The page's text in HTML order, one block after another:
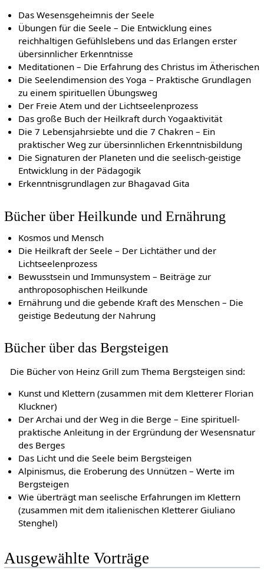
Das Wesensgeheimnis der Seele
Übungen für die Seele – Die Entwicklung eines
reichhaltigen Gefühlslebens und das Erlangen erster
übersinnlicher Erkenntnisse
Meditationen – Die Erfahrung des Christus im Ätherischen
Die Seelendimension des Yoga – Praktische Grundlagen
zu einem spirituellen Übungsweg
Der Freie Atem und der Lichtseelenprozess
Das große Buch der Heilkraft durch Yogaaktivität
Die 7 Lebensjahrsiebte und die 7 Chakren – Ein
praktischer Weg zur übersinnlichen Erkenntnisbildung
Die Signaturen der Planeten und die seelisch-geistige
Entwicklung in der Pädagogik
Erkenntnisgrundlagen zur Bhagavad Gita
Bücher über Heilkunde und Ernährung
Kosmos und Mensch
Die Heilkraft der Seele – Der Lichtäther und der
Lichtseelenprozess
Bewusstsein und Immunsystem – Beiträge zur
anthroposophischen Heilkunde
Ernährung und die gebende Kraft des Menschen – Die
geistige Bedeutung der Nahrung
Bücher über das Bergsteigen
Die Bücher von Heinz Grill zum Thema Bergsteigen sind:
Kunst und Klettern (zusammen mit dem Kletterer Florian
Kluckner)
Der Archai und der Weg in die Berge – Eine spirituell-
praktische Anleitung in der Ergründung der Wesensnatur
des Berges
Das Licht und die Seele beim Bergsteigen
Alpinismus, die Eroberung des Unnützen – Werte im
Bergsteigen
Wie überträgt man seelische Erfahrungen im Klettern
(zusammen mit dem italienischen Kletterer Giuliano
Stenghel)
Ausgewählte Vorträge